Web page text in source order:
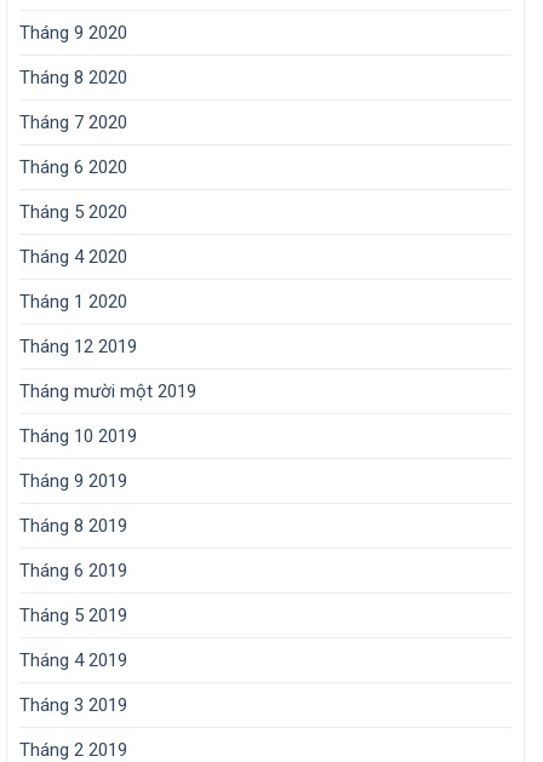
Tháng 9 2020
Tháng 8 2020
Tháng 7 2020
Tháng 6 2020
Tháng 5 2020
Tháng 4 2020
Tháng 1 2020
Tháng 12 2019
Tháng mười một 2019
Tháng 10 2019
Tháng 9 2019
Tháng 8 2019
Tháng 6 2019
Tháng 5 2019
Tháng 4 2019
Tháng 3 2019
Tháng 2 2019